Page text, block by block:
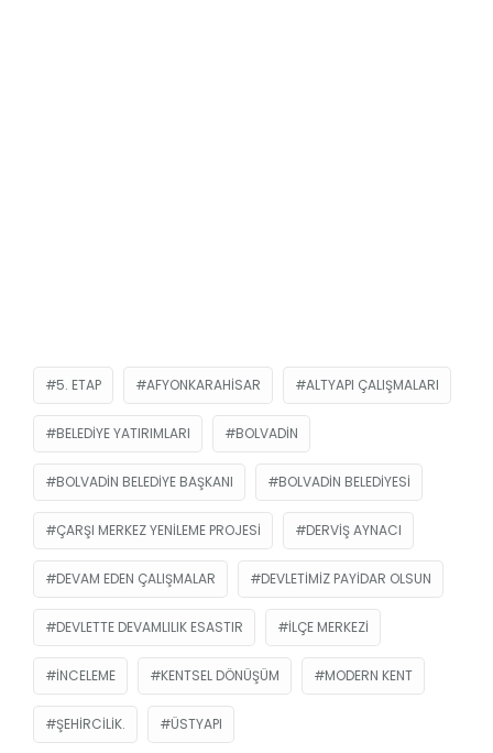
5. ETAP AFYONKARAHISAR ALTYAPI ÇALIŞMALARI
BELEDIYE YATIRIMLARI BOLVADIN
BOLVADIN BELEDIYE BAŞKANI BOLVADIN BELEDIYESI
ÇARŞI MERKEZ YENILEME PROJESI DERVIŞ AYNACI
DEVAM EDEN ÇALIŞMALAR DEVLETIMIZ PAYIDAR OLSUN
DEVLETTE DEVAMLILIK ESASTIR İLÇE MERKEZI
INCELEME KENTSEL DÖNÜŞÜM MODERN KENT
ŞEHIRCILIK. ÜSTYAPI